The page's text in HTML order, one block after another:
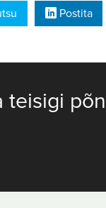
Postita
teisigi